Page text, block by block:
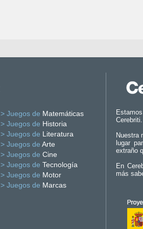
> Juegos de Matemáticas
> Juegos de Historia
> Juegos de Literatura
> Juegos de Arte
> Juegos de Cine
> Juegos de Tecnología
> Juegos de Motor
> Juegos de Marcas
Nuestra
lugar
extraño
En
más